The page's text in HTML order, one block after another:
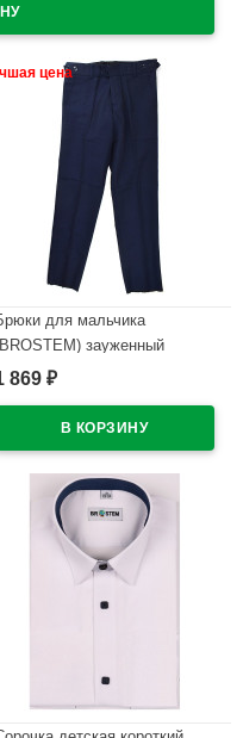
цена
для мальчика
зауженный
арт.6110-3Б цвет
869 ₽